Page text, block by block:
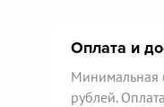
Оплата и
Минимальная
рублей.